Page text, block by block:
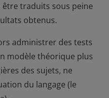
traduits sous peine
obtenus.
administrer des tests
modèle théorique plus
des sujets, ne
du langage (le